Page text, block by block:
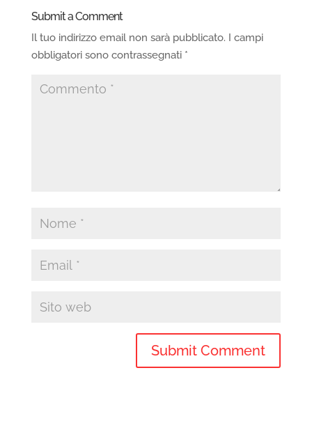
Submit a Comment
Il tuo indirizzo email non sarà pubblicato. I campi
obbligatori sono contrassegnati *